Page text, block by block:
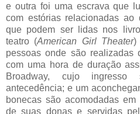
e outra foi uma escrava que
com estórias relacionadas
que podem ser lidas nos
teatro (American Girl Theater)
pessoas onde são realizadas
com uma hora de duração
Broadway, cujo
antecedência; e um
bonecas são acomodadas
de suas donas e servidas